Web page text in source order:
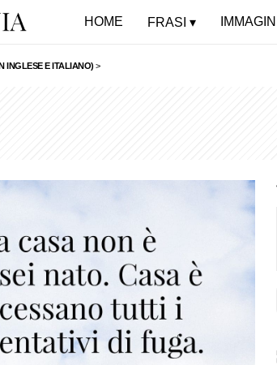
HOME FRASI IMMAGINI
INGLESE E ITALIANO) >